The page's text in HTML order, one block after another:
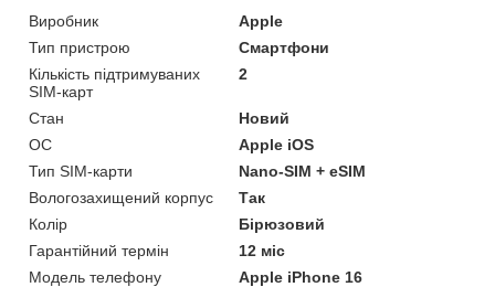
Виробник
Apple
Тип пристрою
Смартфони
Кількість підтримуваних
SIM-карт
2
Стан
Новий
ОС
Apple iOS
Тип SIM-карти
Nano-SIM + eSIM
Вологозахищений корпус
Так
Колір
Бірюзовий
Гарантійний термін
12 міс
Модель телефону
Apple iPhone 16